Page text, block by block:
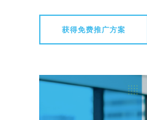
获得免费推广方案